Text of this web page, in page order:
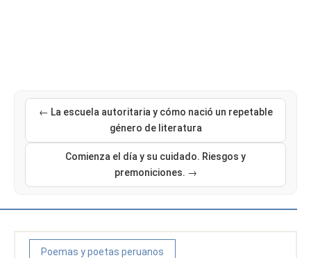
← La escuela autoritaria y cómo nació un repetable
género de literatura
Comienza el día y su cuidado. Riesgos y
premoniciones. →
Poemas y poetas peruanos